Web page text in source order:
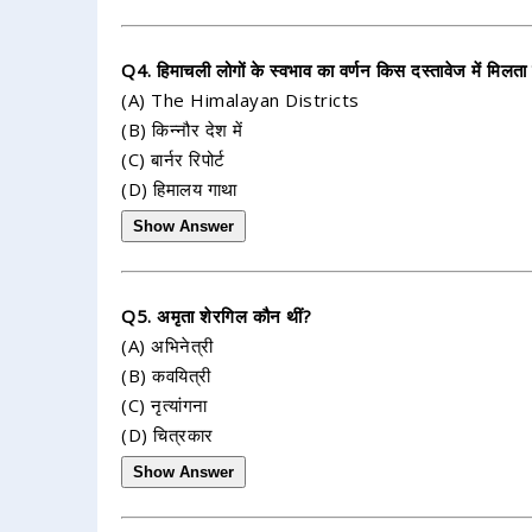
Q4. हिमाचली लोगों के स्वभाव का वर्णन किस दस्तावेज में मिलता
(A) The Himalayan Districts
(B) किन्नौर देश में
(C) बार्नर रिपोर्ट
(D) हिमालय गाथा
Show Answer
Q5. अमृता शेरगिल कौन थीं?
(A) अभिनेत्री
(B) कवयित्री
(C) नृत्यांगना
(D) चित्रकार
Show Answer